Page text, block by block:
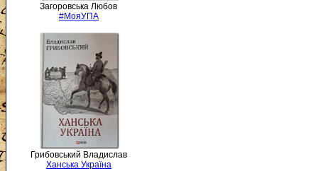
Загоровська Любов
#МояУПА
Грибовський Владислав
Ханська Україна